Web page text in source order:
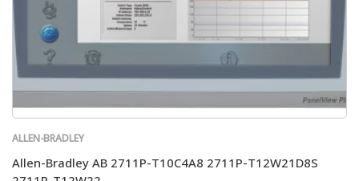
ALLEN-BRADLEY
Allen-Bradley AB 2711P-T10C4A8 2711P-T12W21D8S